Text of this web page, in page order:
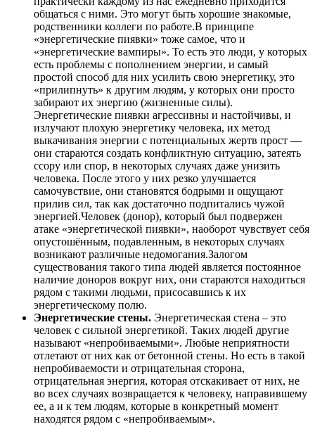
общаться с ними. Это могут быть хорошие знакомые,
родственники коллеги по работе.В принципе
«энергетические пиявки» тоже самое, что и
«энергетические вампиры». То есть это люди, у которых
есть проблемы с пополнением энергии, и самый
простой способ для них усилить свою энергетику, это
«прилипнуть» к другим людям, у которых они просто
забирают их энергию (жизненные силы).
Энергетические пиявки агрессивны и настойчивы, и
излучают плохую энергетику человека, их метод
выкачивания энергии с потенциальных жертв прост —
они стараются создать конфликтную ситуацию, затеять
ссору или спор, в некоторых случаях даже унизить
человека. После этого у них резко улучшается
самочувствие, они становятся бодрыми и ощущают
прилив сил, так как достаточно подпитались чужой
энергией.Человек (донор), который был подвержен
атаке «энергетической пиявки», наоборот чувствует себя
опустошённым, подавленным, в некоторых случаях
возникают различные недомогания.Залогом
существования такого типа людей является постоянное
наличие доноров вокруг них, они стараются находиться
рядом с такими людьми, присосавшись к их
энергетическому полю.
Энергетические стены. Энергетическая стена – это
человек с сильной энергетикой. Таких людей другие
называют «непробиваемыми». Любые неприятности
отлетают от них как от бетонной стены. Но есть в такой
непробиваемости и отрицательная сторона,
отрицательная энергия, которая отскакивает от них, не
во всех случаях возвращается к человеку, направившему
ее, а и к тем людям, которые в конкретный момент
находятся рядом с «непробиваемым».